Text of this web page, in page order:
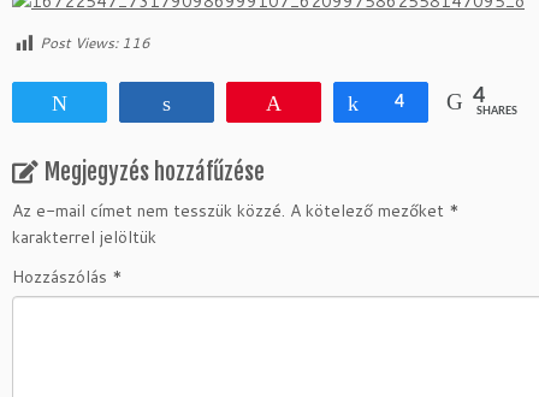
Post Views:116
Share
4 4
SHARES
Megjegyzés hozzáfűzése
Az e-mail címet nem tesszük közzé. A kötelező mezőket *
karakterrel jelöltük
Hozzászólás *